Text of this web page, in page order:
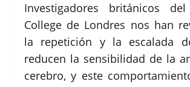
Investigadores británicos
College de Londres nos han
la repetición y la escalada
reducen la sensibilidad de la
cerebro, y este